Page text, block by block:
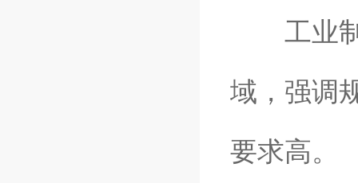
工业制
域，强调
要求高。